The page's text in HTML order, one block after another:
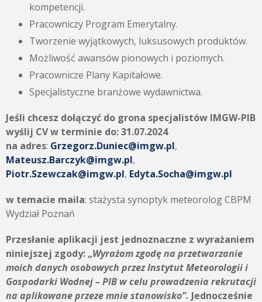
kompetencji.
Pracowniczy Program Emerytalny.
Tworzenie wyjątkowych, luksusowych produktów.
Możliwość awansów pionowych i poziomych.
Pracownicze Plany Kapitałowe.
Specjalistyczne branżowe wydawnictwa.
Jeśli chcesz dołączyć do grona specjalistów IMGW-PIB
wyślij CV w terminie do:31.07.2024
na adres: Grzegorz.Duniec@imgw.pl,
Mateusz.Barczyk@imgw.pl,
Piotr.Szewczak@imgw.pl, Edyta.Socha@imgw.pl
w temacie maila: stażysta synoptyk meteorolog CBPM
Wydział Poznań
Przesłanie aplikacji jest jednoznaczne z wyrażaniem
niniejszej zgody: „Wyrażam zgodę na przetwarzanie
moich danych osobowych przezInstytut Meteorologii i
Gospodarki Wodnej – PIB w celu prowadzenia rekrutacji
na aplikowane przeze mnie stanowisko”. Jednocześnie